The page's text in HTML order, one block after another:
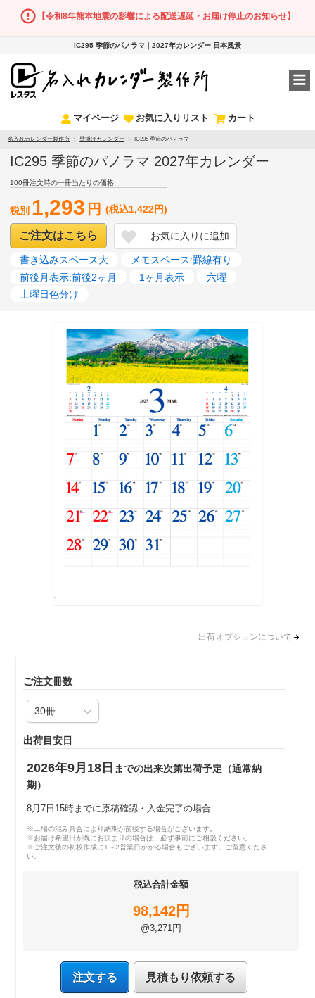
【令和8年熊本地震の影響による配送遅延・お届け停止のお知らせ】
IC295 季節のパノラマ｜2027年カレンダー 日本風景
マイページ お気に入りリスト カート
名入れカレンダー製作所 壁掛けカレンダー IC295 季節のパノラマ
IC295 季節のパノラマ 2027年カレンダー
100冊注文時の一冊当たりの価格
税別 1,293 円 (税込1,422円)
ご注文はこちら お気に入りに追加
書き込みスペース大
メモスペース:罫線有り
前後月表示:前後2ヶ月
1ヶ月表示
六曜
土曜日色分け
出荷オプションについて
ご注文冊数
出荷目安日
2026年9月18日 までの出来次第出荷予定（通常納
期）
8月7日15時までに原稿確認・入金完了の場合
※工場の混み具合により納期が前後する場合がございます。
※お届け希望日が既にお決まりの場合は、必ず事前にご相談ください。
※ご注文後の初校作成に1～2営業日かかる場合もございます。ご留意くださ
い。
税込合計金額
98,142円
@3,271円
注文する 見積もり依頼する